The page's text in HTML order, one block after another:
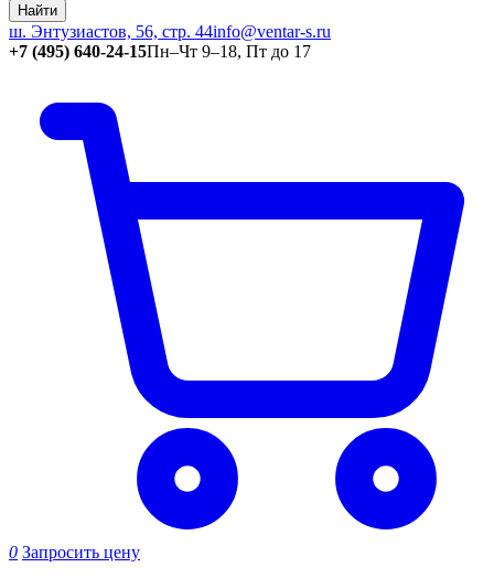
Найти
ш. Энтузиастов, 56, стр. 44info@ventar-s.ru
+7 (495) 640-24-15Пн–Чт 9–18, Пт до 17
0 Запросить цену